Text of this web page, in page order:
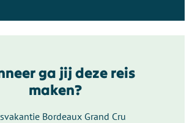
ga jij deze reis
maken?
Bordeaux Grand Cru